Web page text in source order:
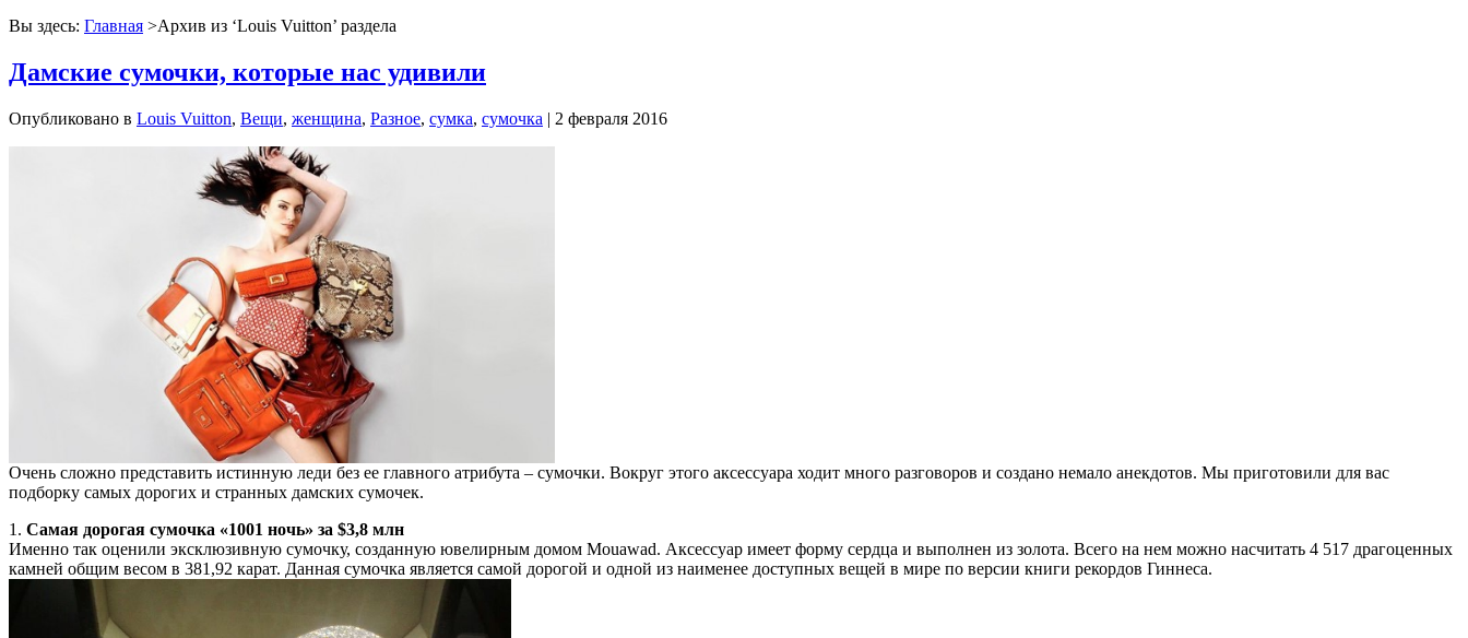
Вы здесь: Главная >Архив из ‘Louis Vuitton’ раздела
Дамские сумочки, которые нас удивили
Опубликовано в Louis Vuitton, Вещи, женщина, Разное, сумка, сумочка | 2 февраля 2016
Очень сложно представить истинную леди без ее главного атрибута – сумочки. Вокруг этого аксессуара ходит много разговоров и создано немало анекдотов. Мы приготовили для вас
подборку самых дорогих и странных дамских сумочек.
1. Самая дорогая сумочка «1001 ночь» за $3,8 млн
Именно так оценили эксклюзивную сумочку, созданную ювелирным домом Mouawad. Аксессуар имеет форму сердца и выполнен из золота. Всего на нем можно насчитать 4 517 драгоценных
камней общим весом в 381,92 карат. Данная сумочка является самой дорогой и одной из наименее доступных вещей в мире по версии книги рекордов Гиннеса.